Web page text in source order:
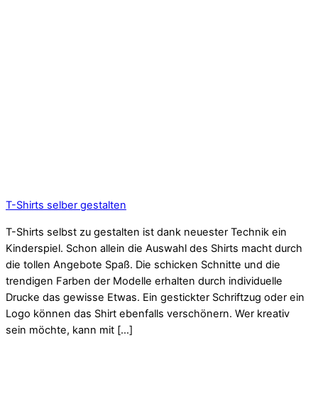
T-Shirts selber gestalten
T-Shirts selbst zu gestalten ist dank neuester Technik ein
Kinderspiel. Schon allein die Auswahl des Shirts macht durch
die tollen Angebote Spaß. Die schicken Schnitte und die
trendigen Farben der Modelle erhalten durch individuelle
Drucke das gewisse Etwas. Ein gestickter Schriftzug oder ein
Logo können das Shirt ebenfalls verschönern. Wer kreativ
sein möchte, kann mit […]